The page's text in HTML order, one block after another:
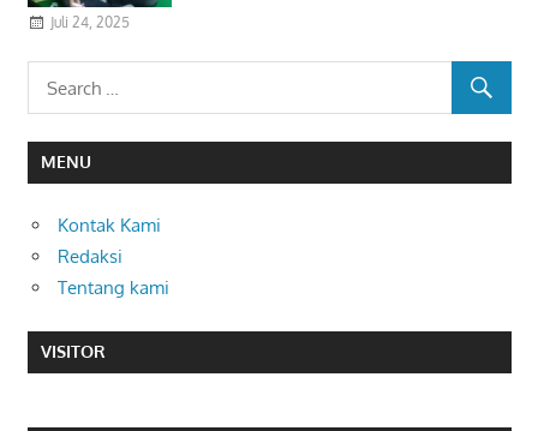
Juli 24, 2025
MENU
Kontak Kami
Redaksi
Tentang kami
VISITOR